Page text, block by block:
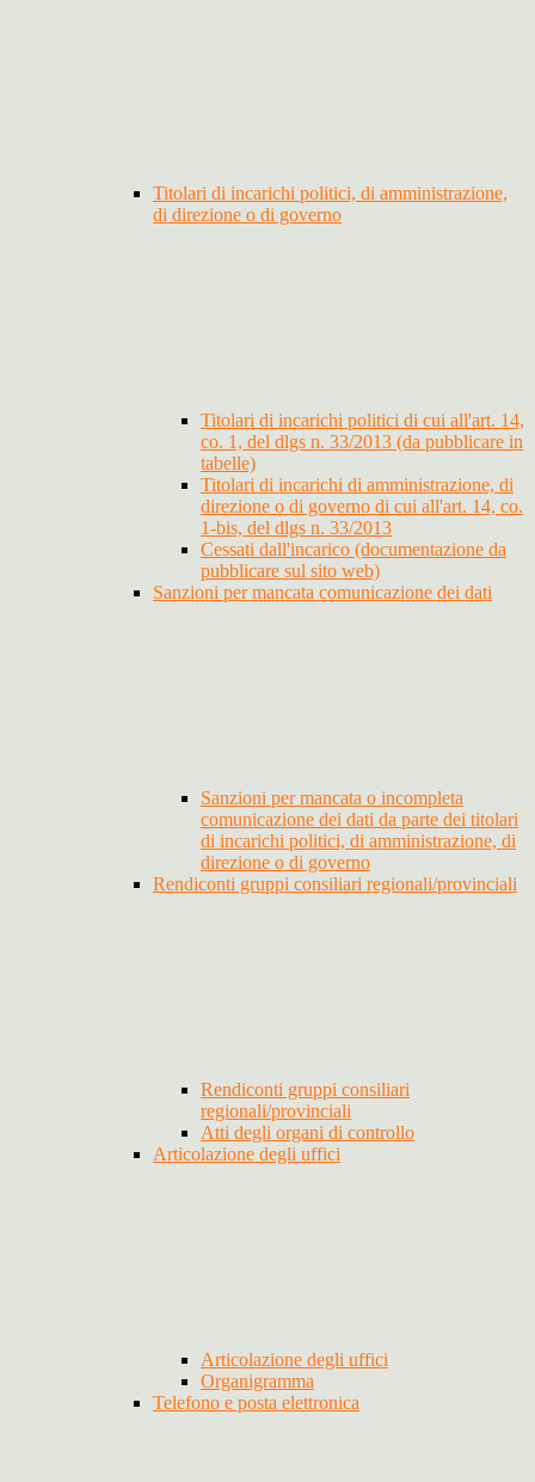
Titolari di incarichi politici, di amministrazione,
di direzione o di governo
Titolari di incarichi politici di cui all'art. 14,
co. 1, del dlgs n. 33/2013 (da pubblicare in
tabelle)
Titolari di incarichi di amministrazione, di
direzione o di governo di cui all'art. 14, co.
1-bis, del dlgs n. 33/2013
Cessati dall'incarico (documentazione da
pubblicare sul sito web)
Sanzioni per mancata comunicazione dei dati
Sanzioni per mancata o incompleta
comunicazione dei dati da parte dei titolari
di incarichi politici, di amministrazione, di
direzione o di governo
Rendiconti gruppi consiliari regionali/provinciali
Rendiconti gruppi consiliari
regionali/provinciali
Atti degli organi di controllo
Articolazione degli uffici
Articolazione degli uffici
Organigramma
Telefono e posta elettronica